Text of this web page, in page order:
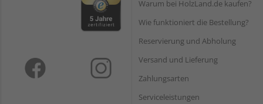
Warum bei HolzLand.de kaufen?
Wie funktioniert die Bestellung?
Reservierung und Abholung
Versand und Lieferung
Zahlungsarten
Serviceleistungen